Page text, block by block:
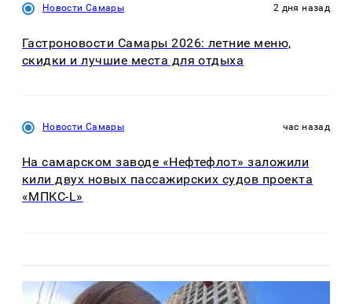
Новости Самары 2 дня назад
Гастроновости Самары 2026: летние меню,
скидки и лучшие места для отдыха
Новости Самары час назад
На самарском заводе «Нефтефлот» заложили
кили двух новых пассажирских судов проекта
«МПКС-L»